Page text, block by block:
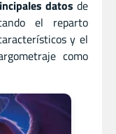
datos de
el reparto
y el
como